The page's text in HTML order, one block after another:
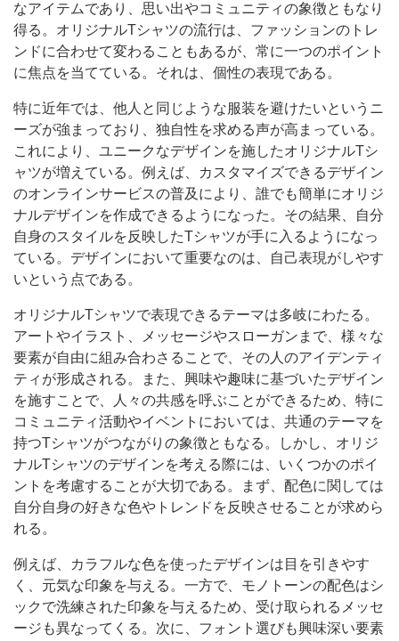
なアイテムであり、思い出やコミュニティの象徴ともなり
得る。オリジナルTシャツの流行は、ファッションのトレ
ンドに合わせて変わることもあるが、常に一つのポイント
に焦点を当てている。それは、個性の表現である。
特に近年では、他人と同じような服装を避けたいというニ
ーズが強まっており、独自性を求める声が高まっている。
これにより、ユニークなデザインを施したオリジナルTシ
ャツが増えている。例えば、カスタマイズできるデザイン
のオンラインサービスの普及により、誰でも簡単にオリジ
ナルデザインを作成できるようになった。その結果、自分
自身のスタイルを反映したTシャツが手に入るようになっ
ている。デザインにおいて重要なのは、自己表現がしやす
いという点である。
オリジナルTシャツで表現できるテーマは多岐にわたる。
アートやイラスト、メッセージやスローガンまで、様々な
要素が自由に組み合わさることで、その人のアイデンティ
ティが形成される。また、興味や趣味に基づいたデザイン
を施すことで、人々の共感を呼ぶことができるため、特に
コミュニティ活動やイベントにおいては、共通のテーマを
持つTシャツがつながりの象徴ともなる。しかし、オリジ
ナルTシャツのデザインを考える際には、いくつかのポイ
ントを考慮することが大切である。まず、配色に関しては
自分自身の好きな色やトレンドを反映させることが求めら
れる。
例えば、カラフルな色を使ったデザインは目を引きやす
く、元気な印象を与える。一方で、モノトーンの配色はシ
ックで洗練された印象を与えるため、受け取られるメッセ
ージも異なってくる。次に、フォント選びも興味深い要素